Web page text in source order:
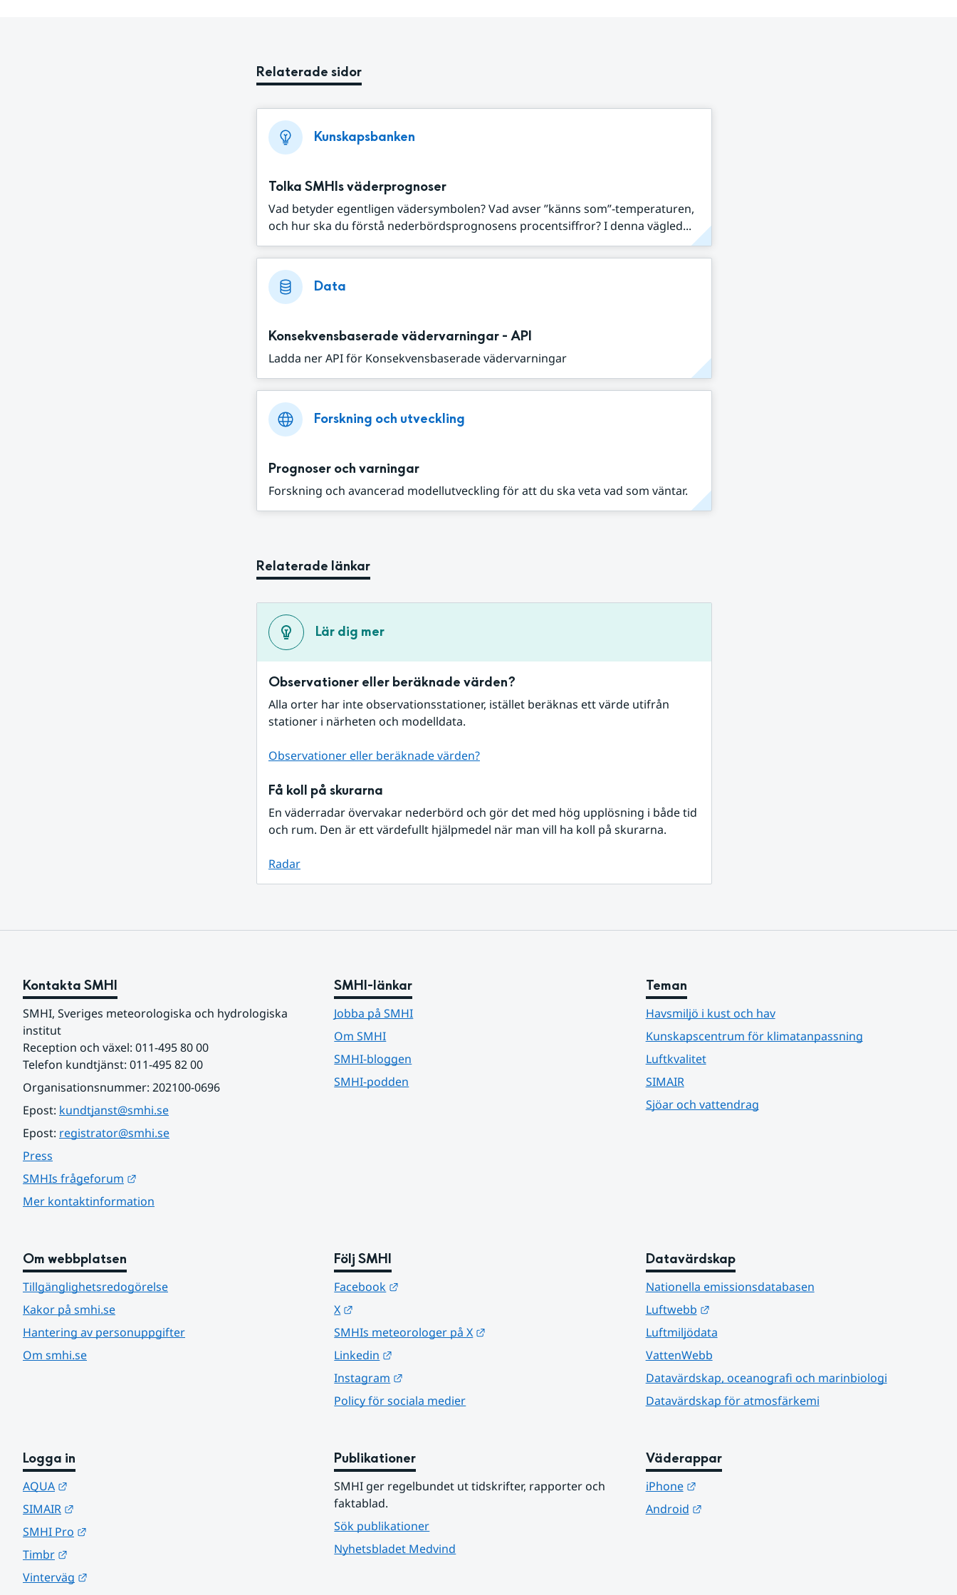
Relaterade sidor
Kunskapsbanken
Tolka SMHIs väderprognoser
Vad betyder egentligen vädersymbolen? Vad avser ”känns som”-temperaturen,
och hur ska du förstå nederbördsprognosens procentsiffror? I denna vägled...
Data
Konsekvensbaserade vädervarningar - API
Ladda ner API för Konsekvensbaserade vädervarningar
Forskning och utveckling
Prognoser och varningar
Forskning och avancerad modellutveckling för att du ska veta vad som väntar.
Relaterade länkar
Lär dig mer
Observationer eller beräknade värden?
Alla orter har inte observationsstationer, istället beräknas ett värde utifrån
stationer i närheten och modelldata.
Observationer eller beräknade värden?
Få koll på skurarna
En väderradar övervakar nederbörd och gör det med hög upplösning i både tid
och rum. Den är ett värdefullt hjälpmedel när man vill ha koll på skurarna.
Radar
Kontakta SMHI
SMHI, Sveriges meteorologiska och hydrologiska
institut
Reception och växel: 011-495 80 00
Telefon kundtjänst: 011-495 82 00
Organisationsnummer: 202100-0696
Epost: kundtjanst@smhi.se
Epost: registrator@smhi.se
Press
SMHIs frågeforum
Mer kontaktinformation
SMHI-länkar
Jobba på SMHI
Om SMHI
SMHI-bloggen
SMHI-podden
Teman
Havsmiljö i kust och hav
Kunskapscentrum för klimatanpassning
Luftkvalitet
SIMAIR
Sjöar och vattendrag
Om webbplatsen
Tillgänglighetsredogörelse
Kakor på smhi.se
Hantering av personuppgifter
Om smhi.se
Följ SMHI
Facebook
X
SMHIs meteorologer på X
Linkedin
Instagram
Policy för sociala medier
Datavärdskap
Nationella emissionsdatabasen
Luftwebb
Länk till annan webbplats.
Luftmiljödata
VattenWebb
Datavärdskap, oceanografi och marinbiologi
Datavärdskap för atmosfärkemi
Logga in
AQUA
SIMAIR
SMHI Pro
Timbr
Vinterväg
Publikationer
SMHI ger regelbundet ut tidskrifter, rapporter och
faktablad.
Sök publikationer
Nyhetsbladet Medvind
Väderappar
iPhone
Länk till annan webbplats.
Android
Länk till annan webbplats.